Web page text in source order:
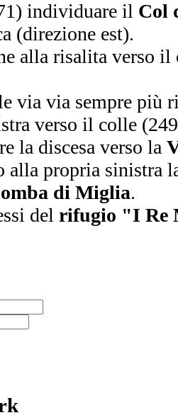
individuare il Col
(direzione est).
alla risalita verso
via via sempre più
verso il colle
la discesa verso la
alla propria sinistra
di Miglia.
del rifugio "I Re